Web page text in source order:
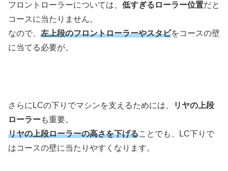
フロントローラーについては、 低すぎるローラー位置だと
コースに当たりません。
なので、 左上段のフロントローラーやスタビをコースの壁
に当てる必要が。
さらにLCの下りでマシンを支えるためには、
リヤの上段
ローラーも重要。
リヤの上段ローラーの高さを下げることでも、LC下りで
はコースの壁に当たりやすくなります。